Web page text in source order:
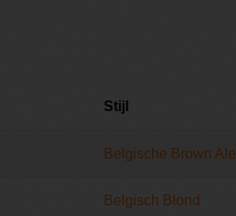
Stijl
Belgische Brown Ale
Belgisch Blond